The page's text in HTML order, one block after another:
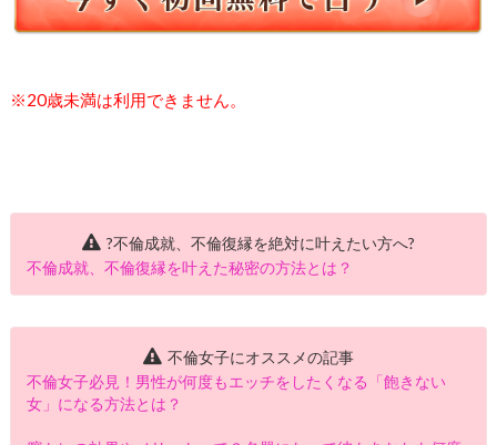
※20歳未満は利用できません。
?不倫成就、不倫復縁を絶対に叶えたい方へ?
不倫成就、不倫復縁を叶えた秘密の方法とは？
不倫女子にオススメの記事
不倫女子必見！男性が何度もエッチをしたくなる「飽きない
女」になる方法とは？